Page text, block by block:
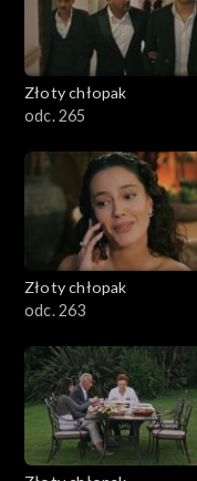
Złoty chłopak
odc. 265
Złoty chłopak
odc. 263